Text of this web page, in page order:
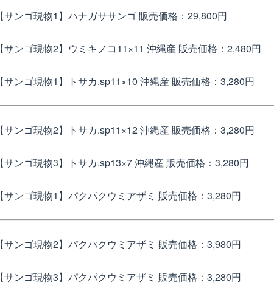
【サンゴ現物1】ハナガササンゴ 販売価格：29,800円
【サンゴ現物2】ウミキノコ11×11 沖縄産 販売価格：2,480円
【サンゴ現物1】トサカ.sp11×10 沖縄産 販売価格：3,280円
【サンゴ現物2】トサカ.sp11×12 沖縄産 販売価格：3,280円
【サンゴ現物3】トサカ.sp13×7 沖縄産 販売価格：3,280円
【サンゴ現物1】パクパクウミアザミ 販売価格：3,280円
【サンゴ現物2】パクパクウミアザミ 販売価格：3,980円
【サンゴ現物3】パクパクウミアザミ 販売価格：3,280円